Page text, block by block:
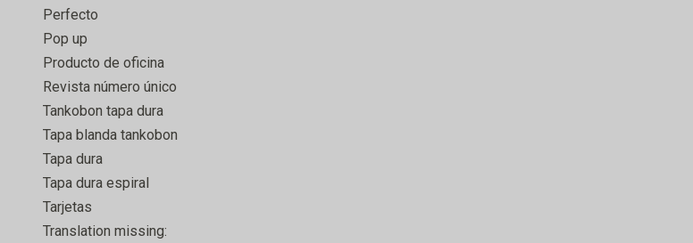
Perfecto
Pop up
Producto de oficina
Revista número único
Tankobon tapa dura
Tapa blanda tankobon
Tapa dura
Tapa dura espiral
Tarjetas
Translation missing: